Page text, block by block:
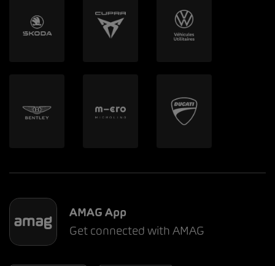
AMAG App
Get connected with AMAG